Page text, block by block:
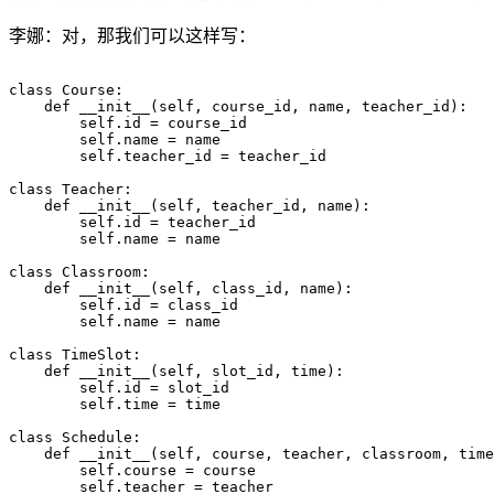
李娜：对，那我们可以这样写：
class Course:
    def __init__(self, course_id, name, teacher_id):
        self.id = course_id
        self.name = name
        self.teacher_id = teacher_id
class Teacher:
    def __init__(self, teacher_id, name):
        self.id = teacher_id
        self.name = name
class Classroom:
    def __init__(self, class_id, name):
        self.id = class_id
        self.name = name
class TimeSlot:
    def __init__(self, slot_id, time):
        self.id = slot_id
        self.time = time
class Schedule:
def __init__(self, course, teacher, classroom,
        self.course = course
        self.teacher = teacher